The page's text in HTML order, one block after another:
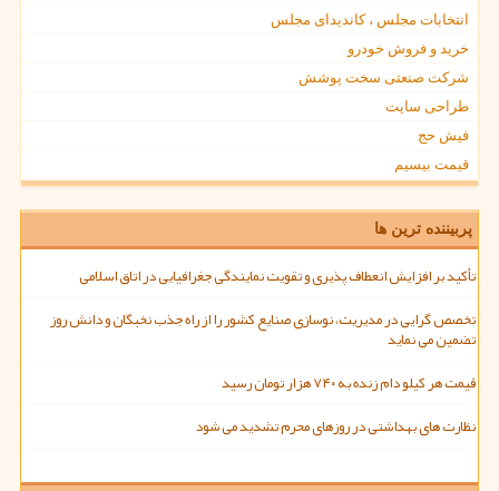
انتخابات مجلس ، کاندیدای مجلس
خرید و فروش خودرو
شرکت صنعتی سخت پوشش
طراحی سایت
فیش حج
قیمت بیسیم
پربیننده ترین ها
تأکید بر افزایش انعطاف پذیری و تقویت نمایندگی جغرافیایی در اتاق اسلامی
تخصص گرایی در مدیریت، نوسازی صنایع کشور را از راه جذب نخبگان و دانش روز
تضمین می نماید
قیمت هر کیلو دام زنده به ۷۴۰ هزار تومان رسید
نظارت های بهداشتی در روزهای محرم تشدید می شود